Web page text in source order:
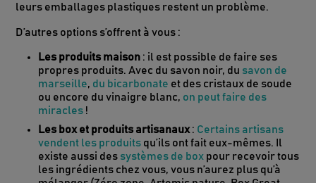
leurs emballages plastiques restent un problème.
D’autres options s’offrent à vous :
Les produits maison : il est possible de faire ses
propres produits. Avec du savon noir, du savon de
marseille, du bicarbonate et des cristaux de soude
ou encore du vinaigre blanc, on peut faire des
miracles !
Les box et produits artisanaux: Certains artisans
vendent les produits qu’ils ont fait eux-mêmes. Il
existe aussi des systèmes de box pour recevoir tous
les ingrédients chez vous, vous n’aurez plus qu’à